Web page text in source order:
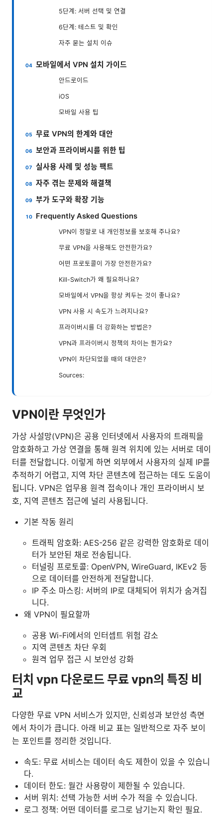
5단계: 서버 선택 및 연결
6단계: 테스트 및 확인
자주 묻는 설치 이슈
모바일에서 VPN 설치 가이드
안드로이드
iOS
모바일 사용 팁
무료 VPN의 한계와 대안
보안과 프라이버시를 위한 팁
실사용 사례 및 성능 팩트
자주 겪는 문제와 해결책
부가 도구와 확장 기능
Frequently Asked Questions
VPN이 정말로 내 개인정보를 보호해 주나요?
무료 VPN을 사용해도 안전한가요?
어떤 프로토콜이 가장 안전한가요?
Kill-Switch가 왜 필요하나요?
모바일에서 VPN을 항상 켜두는 것이 좋나요?
VPN 사용 시 속도가 느려지나요?
프라이버시를 더 강화하는 방법은?
VPN과 프라이버시 정책의 차이는 뭔가요?
VPN이 차단되었을 때의 대안은?
Sources:
VPN이란 무엇인가
가상 사설망(VPN)은 공용 인터넷에서 사용자의 트래픽을
암호화하고 가상 연결을 통해 원격 위치에 있는 서버로 데이
터를 전달합니다. 이렇게 하면 외부에서 사용자의 실제 IP를
추적하기 어렵고, 지역 차단 콘텐츠에 접근하는 데도 도움이
됩니다. VPN은 업무용 원격 접속이나 개인 프라이버시 보
호, 지역 콘텐츠 접근에 널리 사용됩니다.
기본 작동 원리
트래픽 암호화: AES-256 같은 강력한 암호화로 데이
터가 보안된 채로 전송됩니다.
터널링 프로토콜: OpenVPN, WireGuard, IKEv2 등
으로 데이터를 안전하게 전달합니다.
IP 주소 마스킹: 서버의 IP로 대체되어 위치가 숨겨집
니다.
왜 VPN이 필요할까
공용 Wi-Fi에서의 인터셉트 위험 감소
지역 콘텐츠 차단 우회
원격 업무 접근 시 보안성 강화
터치 vpn 다운로드 무료 vpn의 특징 비
교
다양한 무료 VPN 서비스가 있지만, 신뢰성과 보안성 측면
에서 차이가 큽니다. 아래 비교 표는 일반적으로 자주 보이
는 포인트를 정리한 것입니다.
속도: 무료 서비스는 데이터 속도 제한이 있을 수 있습니
다.
데이터 한도: 월간 사용량이 제한될 수 있습니다.
서버 위치: 선택 가능한 서버 수가 적을 수 있습니다.
로그 정책: 어떤 데이터를 로그로 남기는지 확인 필요.